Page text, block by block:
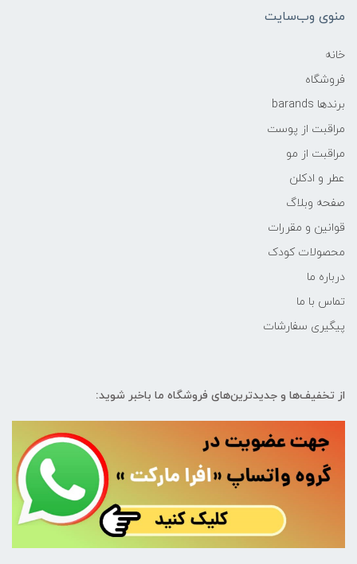
منوی وب‌سایت
خانه
فروشگاه
برندها barands
مراقبت از پوست
مراقبت از مو
عطر و ادکلن
صفحه وبلاگ
قوانین و مقررات
محصولات کودک
درباره ما
تماس با ما
پیگیری سفارشات
از تخفیف‌ها و جدیدترین‌های فروشگاه ما باخبر شوید: